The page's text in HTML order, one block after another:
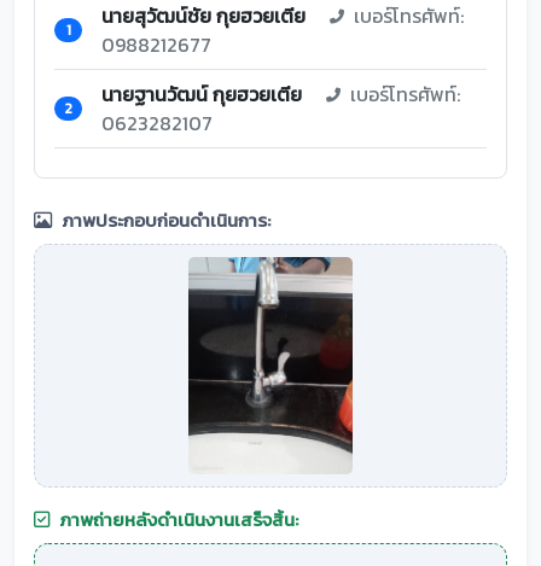
1 นายสุวัฒน์ชัย กุยฮวยเตีย
เบอร์โทรศัพท์:
0988212677
2 นายฐานวัฒน์ กุยฮวยเตีย
เบอร์โทรศัพท์:
0623282107
ภาพประกอบก่อนดำเนินการ:
ภาพถ่ายหลังดำเนินงานเสร็จสิ้น: